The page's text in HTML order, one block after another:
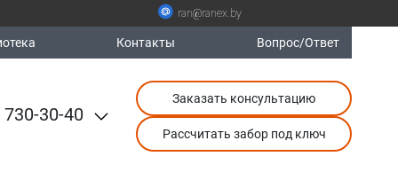
ran@ranex.by
Контакты Вопрос/Ответ
30-40
Заказать консультацию
Рассчитать забор под ключ